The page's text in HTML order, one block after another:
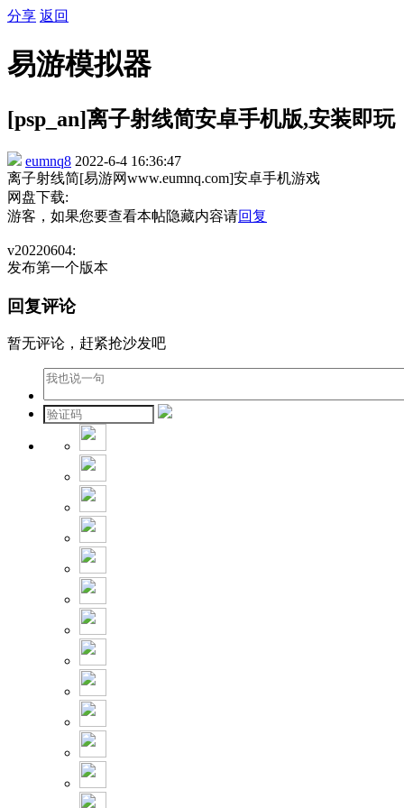
分享 返回
易游模拟器
[psp_an]离子射线简安卓手机版,安装即玩
eumnq8 2022-6-4 16:36:47
离子射线简[易游网www.eumnq.com]安卓手机游戏
网盘下载:
游客，如果您要查看本帖隐藏内容请回复
v20220604:
发布第一个版本
回复评论
暂无评论，赶紧抢沙发吧